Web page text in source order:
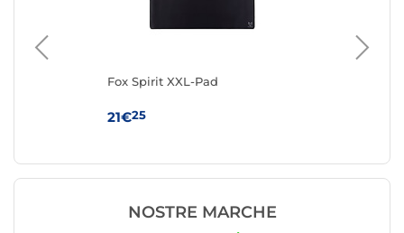
Fox Spirit XXL-Pad
21€25
NOSTRE MARCHE